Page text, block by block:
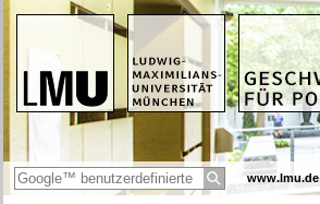
www.lmu.de